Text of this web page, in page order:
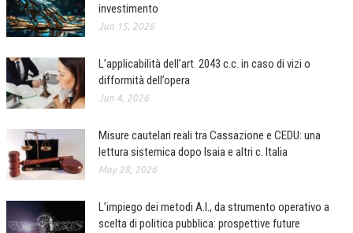
investimento
Jun 15, 2026
L’applicabilità dell’art. 2043 c.c. in caso di vizi o
difformità dell’opera
Jun 4, 2026
Misure cautelari reali tra Cassazione e CEDU: una
lettura sistemica dopo Isaia e altri c. Italia
May 28, 2026
L’impiego dei metodi A.I., da strumento operativo a
scelta di politica pubblica: prospettive future